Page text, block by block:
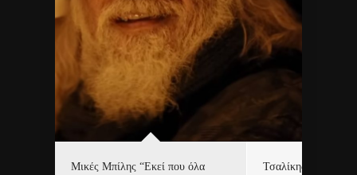
Μικές Μπίλης “Εκεί που όλα
Τσαλίκης,